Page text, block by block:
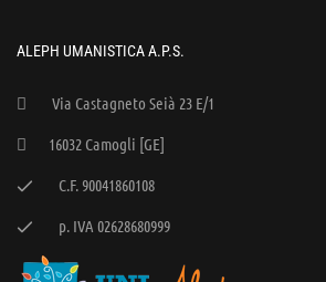
ALEPH UMANISTICA A.P.S.
Via Castagneto Seià 23 E/1
16032 Camogli [GE]
C.F. 90041860108
p. IVA 02628680999